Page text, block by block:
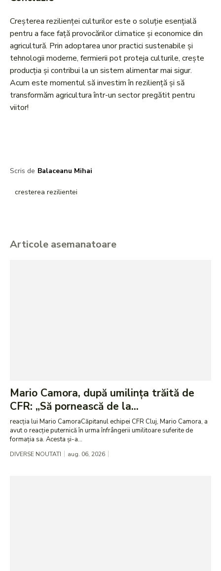
Creșterea rezilienței culturilor este o soluție esențială
pentru a face față provocărilor climatice și economice din
agricultură. Prin adoptarea unor practici sustenabile și
tehnologii moderne, fermierii pot proteja culturile, crește
producția și contribui la un sistem alimentar mai sigur.
Acum este momentul să investim în reziliență și să
transformăm agricultura într-un sector pregătit pentru
viitor!
Scris de Balaceanu Mihai
cresterea rezilientei
Articole asemanatoare
Mario Camora, după umilința trăită de
CFR: „Să pornească de la...
reacția lui Mario CamoraCăpitanul echipei CFR Cluj, Mario Camora, a
avut o reacție puternică în urma înfrângerii umilitoare suferite de
formația sa. Acesta și-a...
DIVERSE NOUTATI aug. 06, 2026